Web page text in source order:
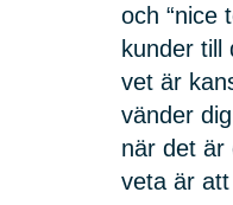
och “nice
kunder
vet är
vänder
när det är
veta är